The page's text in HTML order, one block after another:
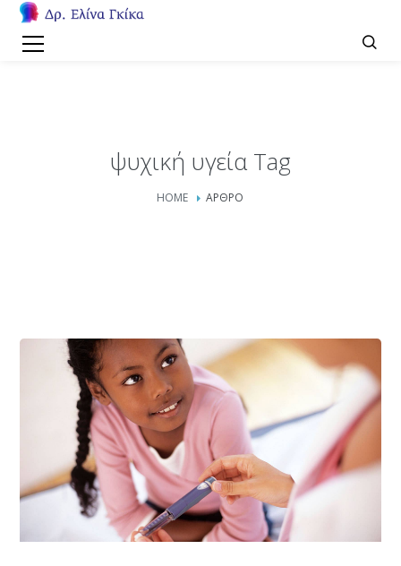
ψυχική υγεία Tag
HOME ΑΡΘΡΟ